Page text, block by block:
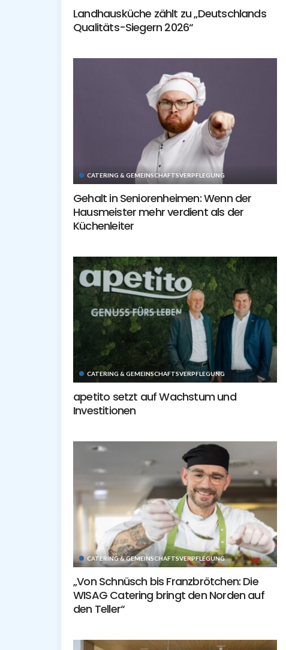
Landhausküche zählt zu „Deutschlands
Qualitäts-Siegern 2026“
CATERING & GEMEINSCHAFTSVERPFLEGUNG
Gehalt in Seniorenheimen: Wenn der
Hausmeister mehr verdient als der
Küchenleiter
CATERING & GEMEINSCHAFTSVERPFLEGUNG
apetito setzt auf Wachstum und
Investitionen
CATERING & GEMEINSCHAFTSVERPFLEGUNG
„Von Schnüsch bis Franzbrötchen: Die
WISAG Catering bringt den Norden auf
den Teller“